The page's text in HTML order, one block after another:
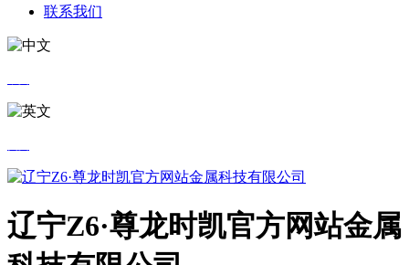
联系我们
辽宁Z6·尊龙时凯官方网站金属